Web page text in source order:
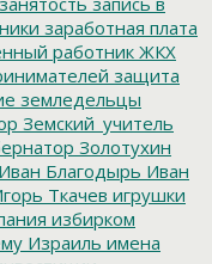
заработная плата
работник ЖКХ
защита
земледельцы
Земский_учитель
Золотухин
Иван Благодырь Иван
Ткачев игрушки
избирком
Израиль имена